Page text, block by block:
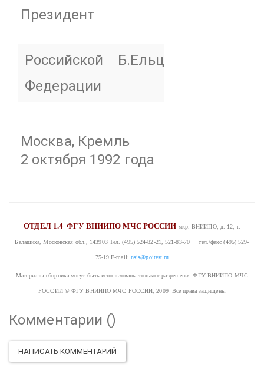
Президент
Российской
Федерации
Б.Ельцин
Москва, Кремль
2 октября 1992 года
ОТДЕЛ 1.4ФГУ ВНИИПО МЧС РОССИИ мкр. ВНИИПО, д. 12, г.
Балашиха, Московская обл., 143903Тел. (495) 524-82-21, 521-83-70 тел./факс (495) 529-
75-19 E-mail: nsis@pojtest.ru
Материалы сборника могут быть использованы только с разрешения ФГУ ВНИИПО МЧС
РОССИИ© ФГУ ВНИИПО МЧС РОССИИ, 2009 Все права защищены
Комментарии ()
НАПИСАТЬ КОММЕНТАРИЙ